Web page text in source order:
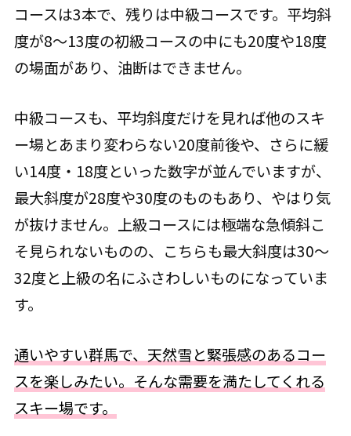
コースは3本で、残りは中級コースです。平均斜
度が8～13度の初級コースの中にも20度や18度
の場面があり、油断はできません。
中級コースも、平均斜度だけを見れば他のスキ
ー場とあまり変わらない20度前後や、さらに緩
い14度・18度といった数字が並んでいますが、
最大斜度が28度や30度のものもあり、やはり気
が抜けません。上級コースには極端な急傾斜こ
そ見られないものの、こちらも最大斜度は30～
32度と上級の名にふさわしいものになっていま
す。
通いやすい群馬で、天然雪と緊張感のあるコー
スを楽しみたい。そんな需要を満たしてくれる
スキー場です。